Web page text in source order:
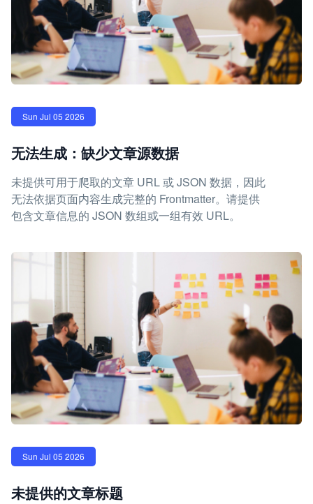
Sun Jul 05 2026
无法生成：缺少文章源数据
未提供可用于爬取的文章 URL 或 JSON 数据，因此
无法依据页面内容生成完整的 Frontmatter。请提供
包含文章信息的 JSON 数组或一组有效 URL。
Sun Jul 05 2026
未提供的文章标题